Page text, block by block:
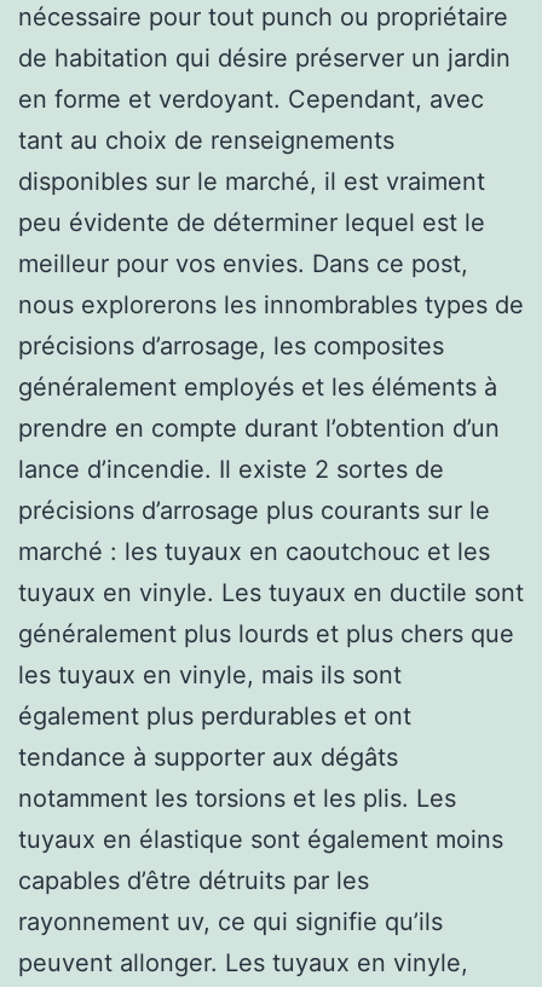
nécessaire pour tout punch ou propriétaire
de habitation qui désire préserver un jardin
en forme et verdoyant. Cependant, avec
tant au choix de renseignements
disponibles sur le marché, il est vraiment
peu évidente de déterminer lequel est le
meilleur pour vos envies. Dans ce post,
nous explorerons les innombrables types de
précisions d’arrosage, les composites
généralement employés et les éléments à
prendre en compte durant l’obtention d’un
lance d’incendie. Il existe 2 sortes de
précisions d’arrosage plus courants sur le
marché : les tuyaux en caoutchouc et les
tuyaux en vinyle. Les tuyaux en ductile sont
généralement plus lourds et plus chers que
les tuyaux en vinyle, mais ils sont
également plus perdurables et ont
tendance à supporter aux dégâts
notamment les torsions et les plis. Les
tuyaux en élastique sont également moins
capables d’être détruits par les
rayonnement uv, ce qui signifie qu’ils
peuvent allonger. Les tuyaux en vinyle,